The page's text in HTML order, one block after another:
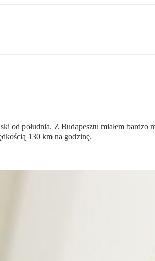
od południa. Z Budapesztu miałem
130 km na godzinę.